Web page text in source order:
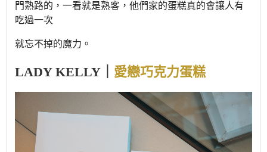
門熟路的，一看就是熟客，他們家的蛋糕真的會讓人有
吃過一次
就忘不掉的魔力。
LADY KELLY｜ 愛戀巧克力蛋糕